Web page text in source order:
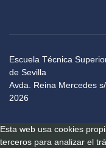
Escuela Técnica
de Sevilla
Avda. Reina Mercedes
2026
Esta web usa cookies
terceros para analizar el